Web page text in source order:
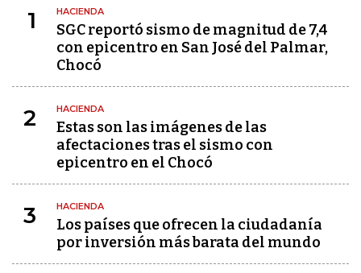
1 HACIENDA
SGC reportó sismo de magnitud de 7,4
con epicentro en San José del Palmar,
Chocó
2 HACIENDA
Estas son las imágenes de las
afectaciones tras el sismo con
epicentro en el Chocó
3 HACIENDA
Los países que ofrecen la ciudadanía
por inversión más barata del mundo